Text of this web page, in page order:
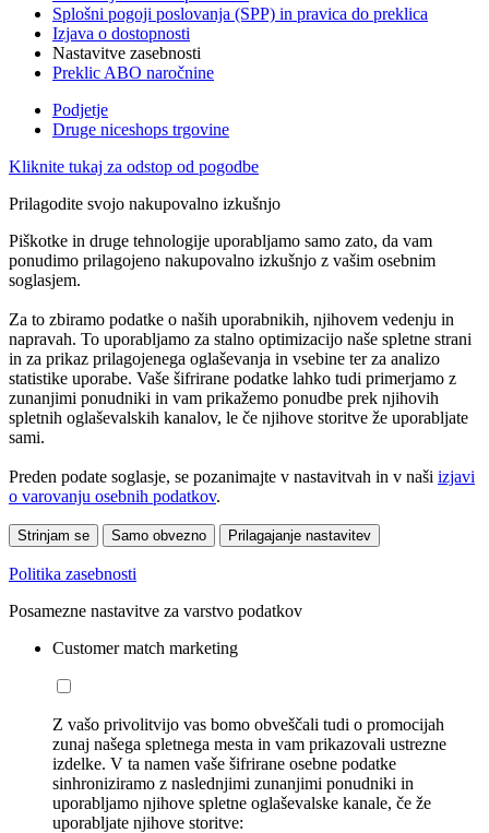
Splošni pogoji poslovanja (SPP) in pravica do preklica
Izjava o dostopnosti
Nastavitve zasebnosti
Preklic ABO naročnine
Podjetje
Druge niceshops trgovine
Kliknite tukaj za odstop od pogodbe
Prilagodite svojo nakupovalno izkušnjo
Piškotke in druge tehnologije uporabljamo samo zato, da vam
ponudimo prilagojeno nakupovalno izkušnjo z vašim osebnim
soglasjem.
Za to zbiramo podatke o naših uporabnikih, njihovem vedenju in
napravah. To uporabljamo za stalno optimizacijo naše spletne strani
in za prikaz prilagojenega oglaševanja in vsebine ter za analizo
statistike uporabe. Vaše šifrirane podatke lahko tudi primerjamo z
zunanjimi ponudniki in vam prikažemo ponudbe prek njihovih
spletnih oglaševalskih kanalov, le če njihove storitve že uporabljate
sami.
Preden podate soglasje, se pozanimajte v nastavitvah in v naši izjavi
o varovanju osebnih podatkov.
Strinjam se Samo obvezno Prilagajanje nastavitev
Politika zasebnosti
Posamezne nastavitve za varstvo podatkov
Customer match marketing
Z vašo privolitvijo vas bomo obveščali tudi o promocijah
zunaj našega spletnega mesta in vam prikazovali ustrezne
izdelke. V ta namen vaše šifrirane osebne podatke
sinhroniziramo z naslednjimi zunanjimi ponudniki in
uporabljamo njihove spletne oglaševalske kanale, če že
uporabljate njihove storitve: